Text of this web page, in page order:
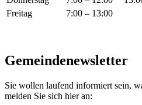
Freitag
7:00 – 13:00
Gemeindenewsletter
Sie wollen laufend informiert sein,
melden Sie sich hier an: